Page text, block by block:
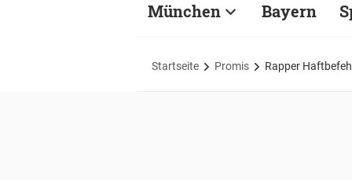
München Bayern
Startseite Promis Rapper